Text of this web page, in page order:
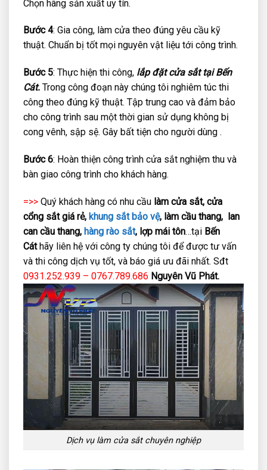
Chọn hãng sản xuất uy tín.
Bước 4: Gia công, làm cửa theo đúng yêu cầu kỹ
thuật. Chuẩn bị tốt mọi nguyên vật liệu tới công trình.
Bước 5: Thực hiện thi công, lắp đặt cửa sắt tại Bến
Cát. Trong công đoạn này chúng tôi nghiêm túc thi
công theo đúng kỹ thuật. Tập trung cao và đảm bảo
cho công trình sau một thời gian sử dụng không bị
cong vênh, sập sệ. Gây bất tiện cho người dùng .
Bước 6: Hoàn thiện công trình cửa sắt nghiệm thu và
bàn giao công trình cho khách hàng.
=>> Quý khách hàng có nhu cầu làm cửa sắt, cửa
cổng sắt giá rẻ, khung sắt bảo vệ, làm cầu thang, lan
can cầu thang, hàng rào sắt, lợp mái tôn…tại Bến
Cáthãy liên hệ với công ty chúng tôi để được tư vấn
và thi công dịch vụ tốt, và báo giá ưu đãi nhất. Sđt
0931.252.939 – 0767.789.686 Nguyên Vũ Phát.
Dịch vụ làm cửa sắt chuyên nghiệp